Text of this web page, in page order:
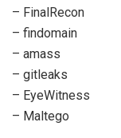
– FinalRecon
– findomain
– amass
– gitleaks
– EyeWitness
– Maltego